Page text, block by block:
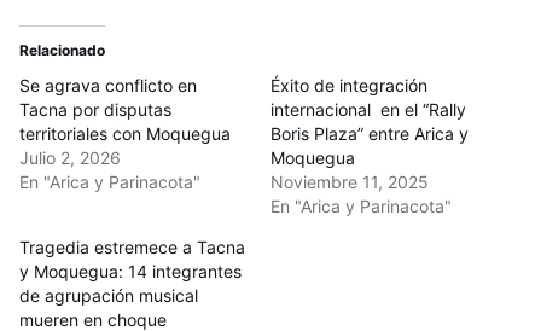
Relacionado
Se agrava conflicto en
Tacna por disputas
territoriales con Moquegua
Julio 2, 2026
En "Arica y Parinacota"
Éxito de integración
internacional en el “Rally
Boris Plaza” entre Arica y
Moquegua
Noviembre 11, 2025
En "Arica y Parinacota"
Tragedia estremece a Tacna
y Moquegua: 14 integrantes
de agrupación musical
mueren en choque